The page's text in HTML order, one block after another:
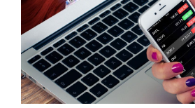
Larger
Image